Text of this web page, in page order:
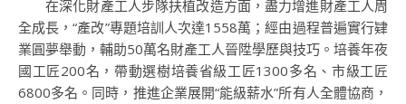
在深化財產工人步隊扶植改造方面，盡力增進財產工人周
全成長，“產改”專題培訓人次達1558萬；經由過程普遍實行肄
業圓夢舉動，輔助50萬名財產工人晉陞學歷與技巧。培養年夜
國工匠200名，帶動選樹培養省級工匠1300多名、市級工匠
6800多名。同時，推進企業展開“能級薪水”所有人全體協商，